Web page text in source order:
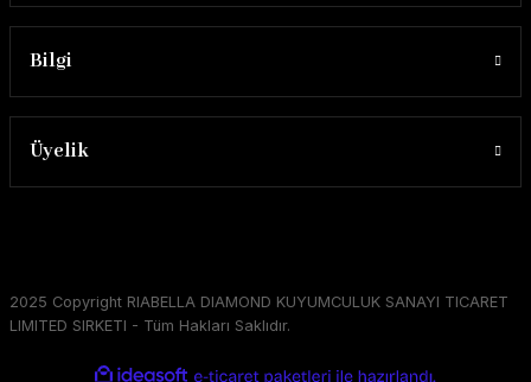
Bilgi
Üyelik
2025 Copyright RIABELLA DIAMOND KUYUMCULUK SANAYI TICARET
LIMITED SIRKETI - Tüm Hakları Saklıdır.
ideasoft e-